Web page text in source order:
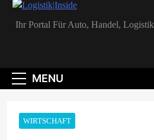
Ihr Portal Für Auto, Handel,
MENU
WIRTSCHAFT